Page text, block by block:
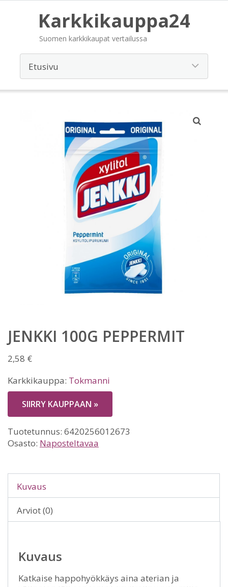
Karkkikauppa24
Suomen karkkikaupat vertailussa
JENKKI 100G PEPPERMIT
2,58 €
Karkkikauppa: Tokmanni
SIIRRY KAUPPAAN »
Tuotetunnus: 6420256012673
Osasto: Naposteltavaa
Kuvaus
Arviot (0)
Kuvaus
Katkaise happohyökkäys aina aterian ja